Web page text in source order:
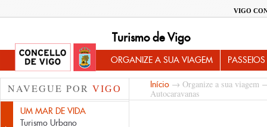
VIGO
Turismo de Vigo
ORGANIZE A SUA VIAGEM
NAVEGUE POR VIGO
UM MAR DE VIDA
Turismo Urbano
Início → Organize a sua viagem
Autocaravanas